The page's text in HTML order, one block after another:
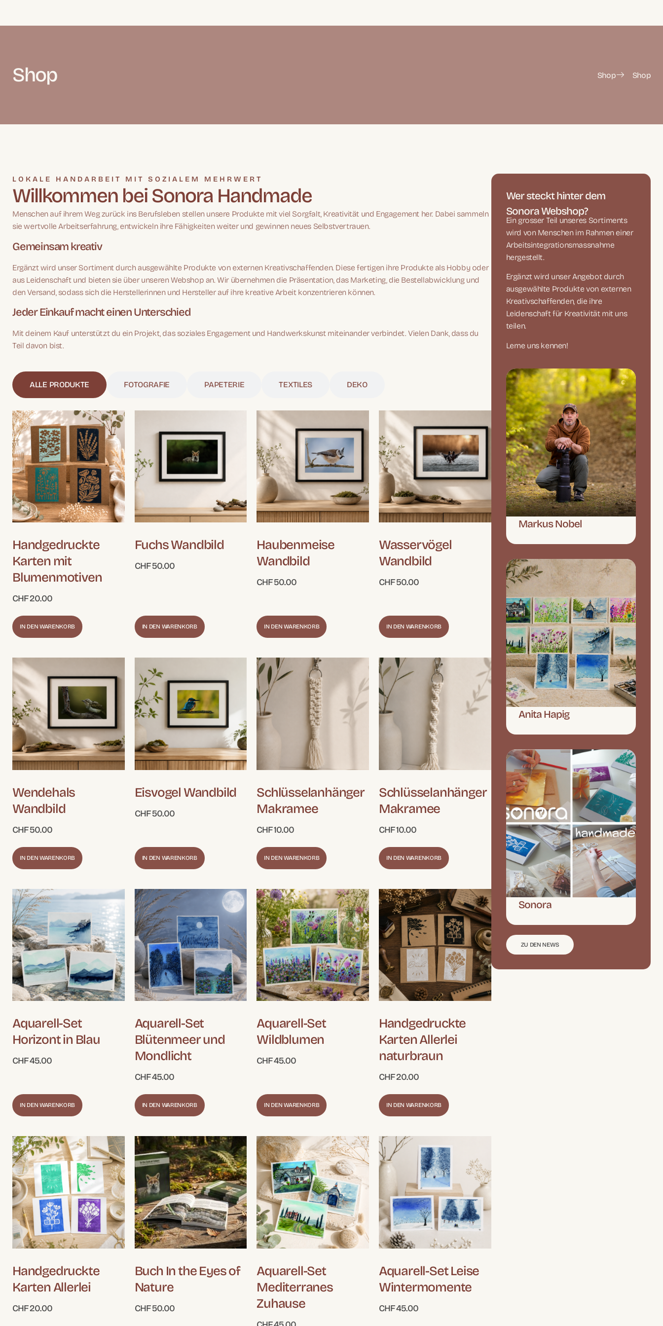
Shop Shop Shop
LOKALE HANDARBEIT MIT SOZIALEM MEHRWERT
Willkommen bei Sonora Handmade
Menschen auf ihrem Weg zurück ins Berufsleben stellen unsere Produkte mit viel Sorgfalt, Kreativität und Engagement her. Dabei sammeln
sie wertvolle Arbeitserfahrung, entwickeln ihre Fähigkeiten weiter und gewinnen neues Selbstvertrauen.
Gemeinsam kreativ
Ergänzt wird unser Sortiment durch ausgewählte Produkte von externen Kreativschaffenden. Diese fertigen ihre Produkte als Hobby oder
aus Leidenschaft und bieten sie über unseren Webshop an. Wir übernehmen die Präsentation, das Marketing, die Bestellabwicklung und
den Versand, sodass sich die Herstellerinnen und Hersteller auf ihre kreative Arbeit konzentrieren können.
Jeder Einkauf macht einen Unterschied
Mit deinem Kauf unterstützt du ein Projekt, das soziales Engagement und Handwerkskunst miteinander verbindet. Vielen Dank, dass du
Teil davon bist.
ALLE PRODUKTE FOTOGRAFIE PAPETERIE TEXTILES DEKO
Handgedruckte
Karten mit
Blumenmotiven
CHF20.00
IN DEN WARENKORB
Fuchs Wandbild
CHF50.00
IN DEN WARENKORB
Haubenmeise
Wandbild
CHF50.00
IN DEN WARENKORB
Wasservögel
Wandbild
CHF50.00
IN DEN WARENKORB
Wendehals
Wandbild
CHF50.00
IN DEN WARENKORB
Eisvogel Wandbild
CHF50.00
IN DEN WARENKORB
Schlüsselanhänger
Makramee
CHF10.00
IN DEN WARENKORB
Schlüsselanhänger
Makramee
CHF10.00
IN DEN WARENKORB
Aquarell-Set
Horizont in Blau
CHF45.00
IN DEN WARENKORB
Aquarell-Set
Blütenmeer und
Mondlicht
CHF45.00
IN DEN WARENKORB
Aquarell-Set
Wildblumen
CHF45.00
IN DEN WARENKORB
Handgedruckte
Karten Allerlei
naturbraun
CHF20.00
IN DEN WARENKORB
Handgedruckte
Karten Allerlei
CHF20.00
Buch In the Eyes of
Nature
CHF50.00
Aquarell-Set
Mediterranes
Zuhause
Aquarell-Set Leise
Wintermomente
CHF45.00
Wer steckt hinter dem
Sonora Webshop?
Ein grosser Teil unseres Sortiments
wird von Menschen im Rahmen einer
Arbeitsintegrationsmassnahme
hergestellt.
Ergänzt wird unser Angebot durch
ausgewählte Produkte von externen
Kreativschaffenden, die ihre
Leidenschaft für Kreativität mit uns
teilen.
Lerne uns kennen!
Markus Nobel
Anita Hapig
Sonora
ZU DEN NEWS